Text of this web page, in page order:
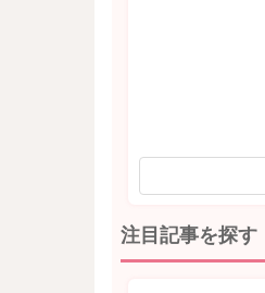
注目記事を探す